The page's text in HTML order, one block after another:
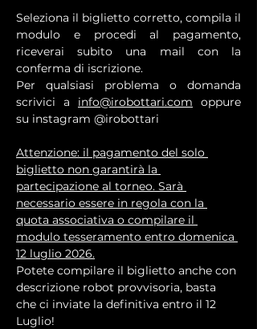
Seleziona il biglietto corretto, compila il
modulo e procedi al pagamento,
riceverai subito una mail con la
conferma di iscrizione.
Per qualsiasi problema o domanda
scrivici a info@irobottari.com oppure
su instagram @irobottari
Attenzione: il pagamento del solo
biglietto non garantirà la
partecipazione al torneo. Sarà
necessario essere in regola con la
quota associativa o compilare il
modulo tesseramento entro domenica
12 luglio 2026.
Potete compilare il biglietto anche con
descrizione robot provvisoria, basta
che ci inviate la definitiva entro il 12
Luglio!